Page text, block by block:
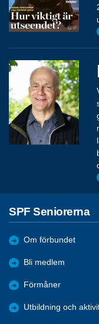
SPF Seniorerna
Om förbundet
Bli medlem
Förmåner
Utbildning och